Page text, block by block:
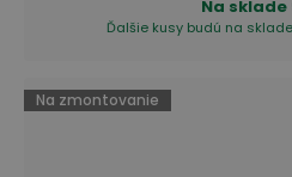
Na sklade
Ďalšie kusy budú na
Na zmontovanie